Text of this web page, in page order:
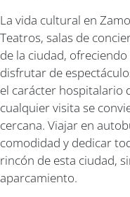
La vida cultural en
Teatros, salas de
de la ciudad,
disfrutar de
el carácter hospitalario
cualquier visita se
cercana. Viajar en
comodidad y dedicar
rincón de esta ciudad,
aparcamiento.